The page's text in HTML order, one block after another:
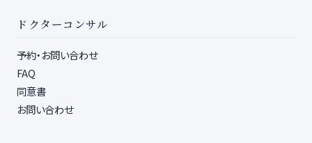
ドクターコンサル
予約・お問い合わせ
FAQ
同意書
お問い合わせ